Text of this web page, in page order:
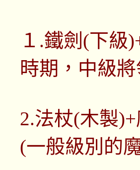
１.鐵劍(下級
時期，中級
2.法杖(木製
(一般級別的